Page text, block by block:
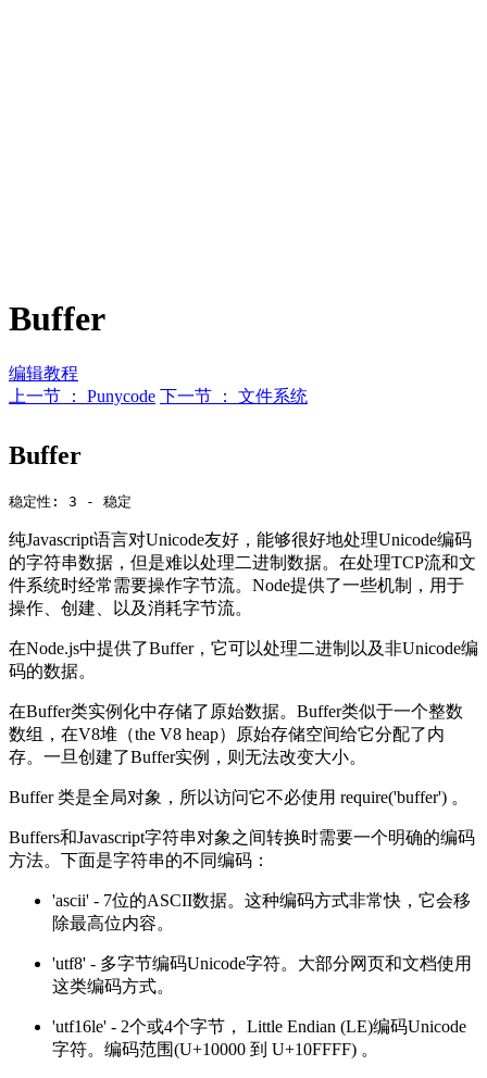
Buffer
编辑教程
上一节 ： Punycode 下一节 ： 文件系统
Buffer
纯Javascript语言对Unicode友好，能够很好地处理Unicode编码
的字符串数据，但是难以处理二进制数据。在处理TCP流和文
件系统时经常需要操作字节流。Node提供了一些机制，用于
操作、创建、以及消耗字节流。
在Node.js中提供了Buffer，它可以处理二进制以及非Unicode编
码的数据。
在Buffer类实例化中存储了原始数据。Buffer类似于一个整数
数组，在V8堆（the V8 heap）原始存储空间给它分配了内
存。一旦创建了Buffer实例，则无法改变大小。
Buffer 类是全局对象，所以访问它不必使用 require('buffer') 。
Buffers和Javascript字符串对象之间转换时需要一个明确的编码
方法。下面是字符串的不同编码：
'ascii' - 7位的ASCII数据。这种编码方式非常快，它会移
除最高位内容。
'utf8' - 多字节编码Unicode字符。大部分网页和文档使用
这类编码方式。
'utf16le' - 2个或4个字节， Little Endian (LE)编码Unicode
字符。编码范围(U+10000 到 U+10FFFF) 。